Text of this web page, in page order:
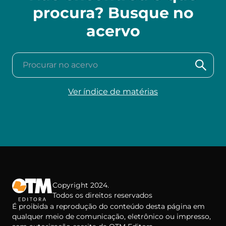
procura? Busque no
acervo
Procurar no acervo
Ver índice de matérias
Copyright 2024.
Todos os direitos reservados
É proibida a reprodução do conteúdo desta página em
qualquer meio de comunicação, eletrônico ou impresso,